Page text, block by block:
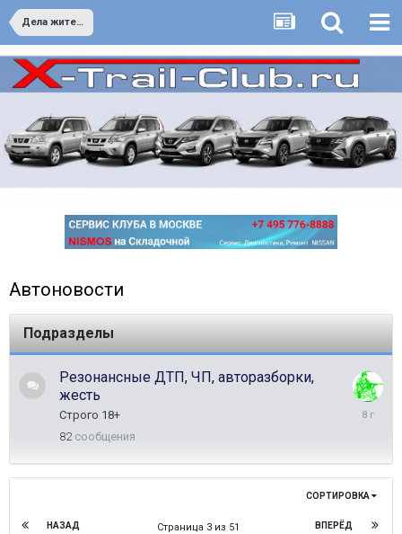
Дела житейские
Автоновости
Подразделы
Резонансные ДТП, ЧП, авторазборки,
жесть
Строго 18+
82 сообщения
30
СОРТИРОВКА
НАЗАД ВПЕРЁД
Страница 3 из 51